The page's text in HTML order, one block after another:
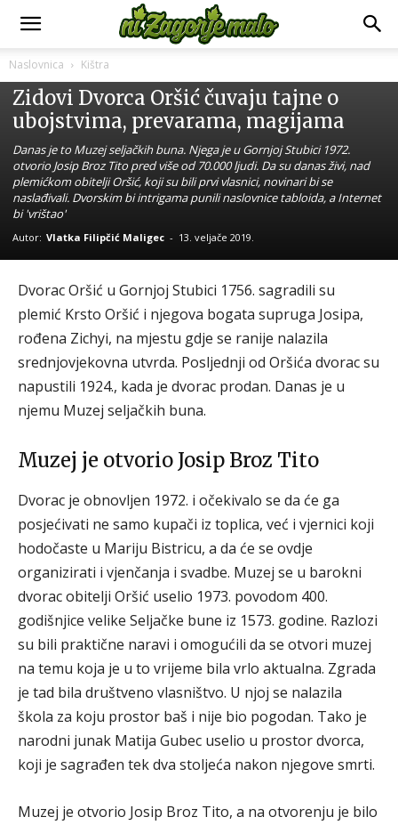
Naslovnica Kištra
Kištra
Zidovi Dvorca Oršić čuvaju tajne o
ubojstvima, prevarama, magijama
Danas je to Muzej seljačkih buna. Njega je u Gornjoj Stubici 1972.
otvorio Josip Broz Tito pred više od 70.000 ljudi. Da su danas živi, nad
plemićkom obitelji Oršić, koji su bili prvi vlasnici, novinari bi se
naslađivali. Dvorskim bi intrigama punili naslovnice tabloida, a Internet
bi 'vrištao'
Autor: Vlatka Filipčić Maligec - 13. veljače 2019.
Dvorac Oršić u Gornjoj Stubici 1756. sagradili su
plemić Krsto Oršić i njegova bogata supruga Josipa,
rođena Zichyi, na mjestu gdje se ranije nalazila
srednjovjekovna utvrda. Posljednji od Oršića dvorac su
napustili 1924., kada je dvorac prodan. Danas je u
njemu Muzej seljačkih buna.
Muzej je otvorio Josip Broz Tito
Dvorac je obnovljen 1972. i očekivalo se da će ga
posjećivati ne samo kupači iz toplica, već i vjernici koji
hodočaste u Mariju Bistricu, a da će se ovdje
organizirati i vjenčanja i svadbe. Muzej se u barokni
dvorac obitelji Oršić uselio 1973. povodom 400.
godišnjice velike Seljačke bune iz 1573. godine. Razlozi
su bili praktične naravi i omogućili da se otvori muzej
na temu koja je u to vrijeme bila vrlo aktualna. Zgrada
je tad bila društveno vlasništvo. U njoj se nalazila
škola za koju prostor baš i nije bio pogodan. Tako je
narodni junak Matija Gubec uselio u prostor dvorca,
koji je sagrađen tek dva stoljeća nakon njegove smrti.
Muzej je otvorio Josip Broz Tito, a na otvorenju je bilo